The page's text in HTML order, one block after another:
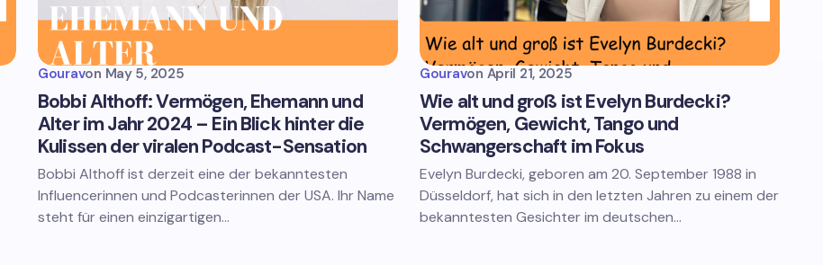
Gouravon May 5, 2025
Bobbi Althoff: Vermögen, Ehemann und
Alter im Jahr 2024 – Ein Blick hinter die
Kulissen der viralen Podcast-Sensation
Bobbi Althoff ist derzeit eine der bekanntesten
Influencerinnen und Podcasterinnen der USA. Ihr Name
steht für einen einzigartigen…
Gouravon April 21, 2025
Wie alt und groß ist Evelyn Burdecki?
Vermögen, Gewicht, Tango und
Schwangerschaft im Fokus
Evelyn Burdecki, geboren am 20. September 1988 in
Düsseldorf, hat sich in den letzten Jahren zu einem der
bekanntesten Gesichter im deutschen…